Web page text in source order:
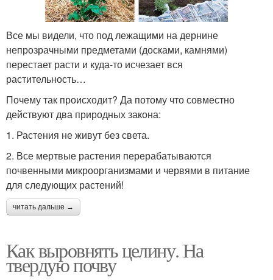
Все мы видели, что под лежащими на дернине
непрозрачными предметами (досками, камнями)
перестает расти и куда-то исчезает вся
растительность…
Почему так происходит? Да потому что совместно
действуют два природных закона:
1. Растения не живут без света.
2. Все мертвые растения перерабатываются
почвенными микроорганизмами и червями в питание
для следующих растений!
читать дальше →
Как выровнять целину. На
твердую почву